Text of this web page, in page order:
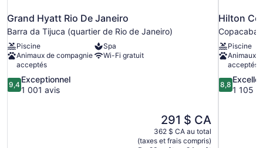
Grand Hyatt Rio De Janeiro
Barra da Tijuca (quartier de Rio de Janeiro)
Piscine
Spa
Animaux de compagnie
acceptés
Wi-Fi gratuit
9.4
sur
9,4
Exceptionnel
1 001 avis
Le
prix
est
291 $ CA
362 $ CA au total
(taxes et frais compris)
Hilton
Piscine
Animaux
acceptés
8.8
sur
8,8
1 105